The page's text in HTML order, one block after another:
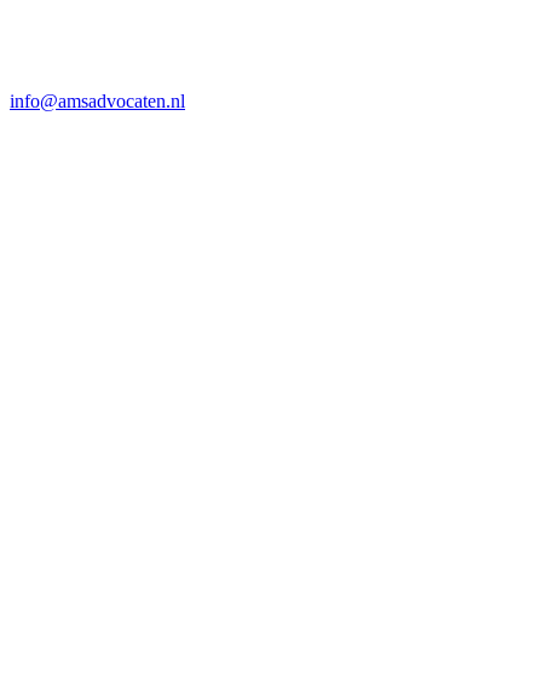
info@amsadvocaten.nl